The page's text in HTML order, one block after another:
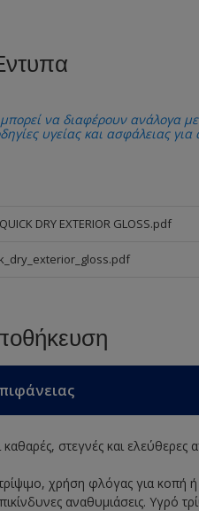
να διαφέρουν ανάλογα
υγείας και ασφάλειας
DRY EXTERIOR GLOSS.pdf
καθαρές, στεγνές και
χρήση φλόγας για
αναθυμιάσεις. Υγρό